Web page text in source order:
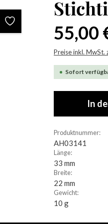
55,00
Preise inkl. MwSt.
Sofort
In
Produktnummer:
AH03141
Länge:
33 mm
Breite:
22 mm
Gewicht:
10 g